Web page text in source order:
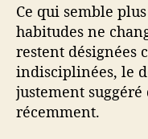
Ce qui semble
habitudes ne
restent désignées
indisciplinées, le
justement suggéré
récemment.